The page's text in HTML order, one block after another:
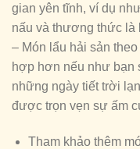
gian yên tĩnh, ví dụ
nấu và thương thức là
– Món lẩu hải sản
hợp hơn nếu như bạn
những ngày tiết trời
được trọn vẹn sự ấm
Tham khảo thêm